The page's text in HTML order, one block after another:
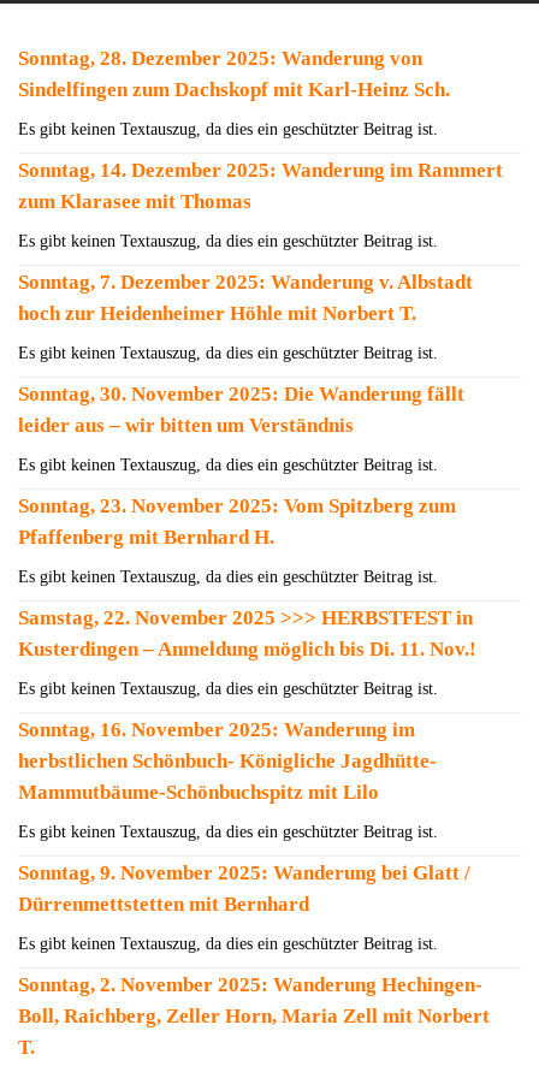
Sonntag, 28. Dezember 2025: Wanderung von
Sindelfingen zum Dachskopf mit Karl-Heinz Sch.
Es gibt keinen Textauszug, da dies ein geschützter Beitrag ist.
Sonntag, 14. Dezember 2025: Wanderung im Rammert
zum Klarasee mit Thomas
Es gibt keinen Textauszug, da dies ein geschützter Beitrag ist.
Sonntag, 7. Dezember 2025: Wanderung v. Albstadt
hoch zur Heidenheimer Höhle mit Norbert T.
Es gibt keinen Textauszug, da dies ein geschützter Beitrag ist.
Sonntag, 30. November 2025: Die Wanderung fällt
leider aus – wir bitten um Verständnis
Es gibt keinen Textauszug, da dies ein geschützter Beitrag ist.
Sonntag, 23. November 2025: Vom Spitzberg zum
Pfaffenberg mit Bernhard H.
Es gibt keinen Textauszug, da dies ein geschützter Beitrag ist.
Samstag, 22. November 2025 >>> HERBSTFEST in
Kusterdingen – Anmeldung möglich bis Di. 11. Nov.!
Es gibt keinen Textauszug, da dies ein geschützter Beitrag ist.
Sonntag, 16. November 2025: Wanderung im
herbstlichen Schönbuch- Königliche Jagdhütte-
Mammutbäume-Schönbuchspitz mit Lilo
Es gibt keinen Textauszug, da dies ein geschützter Beitrag ist.
Sonntag, 9. November 2025: Wanderung bei Glatt /
Dürrenmettstetten mit Bernhard
Es gibt keinen Textauszug, da dies ein geschützter Beitrag ist.
Sonntag, 2. November 2025: Wanderung Hechingen-
Boll, Raichberg, Zeller Horn, Maria Zell mit Norbert
T.